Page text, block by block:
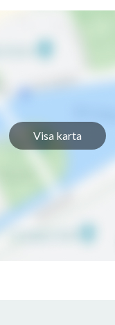
Visa karta